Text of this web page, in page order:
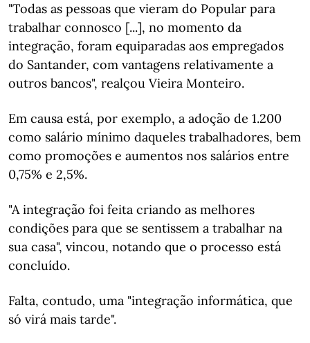
"Todas as pessoas que vieram do Popular para
trabalhar connosco [...], no momento da
integração, foram equiparadas aos empregados
do Santander, com vantagens relativamente a
outros bancos", realçou Vieira Monteiro.
Em causa está, por exemplo, a adoção de 1.200
como salário mínimo daqueles trabalhadores, bem
como promoções e aumentos nos salários entre
0,75% e 2,5%.
"A integração foi feita criando as melhores
condições para que se sentissem a trabalhar na
sua casa", vincou, notando que o processo está
concluído.
Falta, contudo, uma "integração informática, que
só virá mais tarde".